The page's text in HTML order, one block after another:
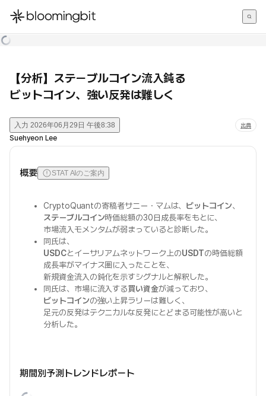
한국어
【分析】ステーブルコイン流入鈍る
ビットコイン、強い反発は難しく
入力 2026年06月29日 午後8:38 出典
Suehyeon Lee
概要 STAT AIのご案内
CryptoQuantの寄稿者サニー・マムは、 ビットコイン、
ステーブルコイン時価総額の30日成長率をもとに、
市場流入モメンタムが弱まっていると診断した。
同氏は、
USDCとイーサリアムネットワーク上のUSDTの時価総額
成長率がマイナス圏に入ったことを、
新規資金流入の鈍化を示すシグナルと解釈した。
同氏は、市場に流入する買い資金が減っており、
ビットコインの強い上昇ラリーは難しく、
足元の反発はテクニカルな反発にとどまる可能性が高いと
分析した。
期間別予測トレンドレポート